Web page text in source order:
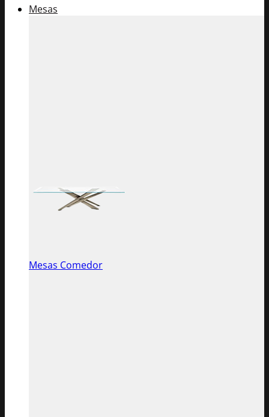
Mesas
Mesas Comedor